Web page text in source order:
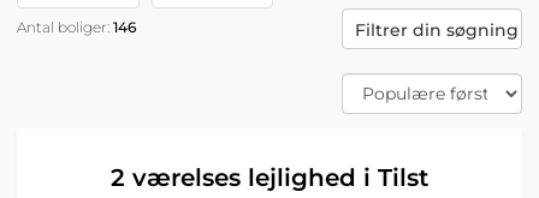
Antal boliger: 146 Filtrer din søgning
2 værelses lejlighed i Tilst